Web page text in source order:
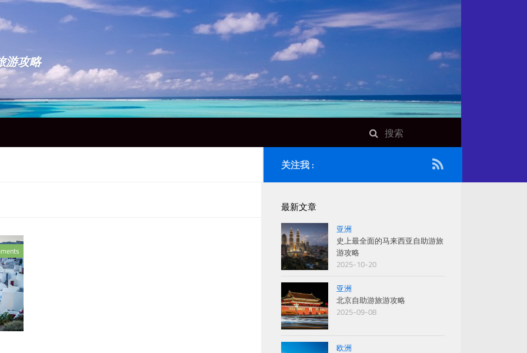
游攻略
关注我 :
最新文章
亚洲
史上最全面的马来西亚自助游旅
游攻略
2025-10-20
亚洲
北京自助游旅游攻略
2025-09-08
欧洲